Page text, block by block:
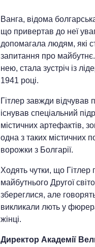
Ванга, відома
що привертав до неї
допомагала людям, які
запитання про
нею, стала зустріч із
1941 році.
Гітлер завжди відчував
існував спеціальний
містичних артефактів,
одна з таких містичних
ворожки з Болгарії.
Ходять чутки, що
майбутнього Другої
збереглися, але
викликали лють у
жінці.
Директор Академії